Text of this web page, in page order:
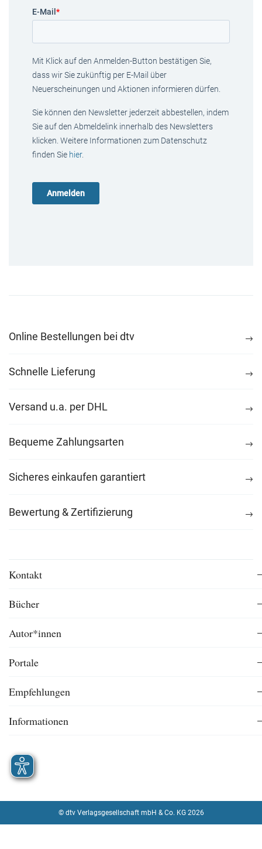
E-Mail *
Mit Klick auf den Anmelden-Button bestätigen Sie,
dass wir Sie zukünftig per E-Mail über
Neuerscheinungen und Aktionen informieren dürfen.
Sie können den Newsletter jederzeit abbestellen, indem
Sie auf den Abmeldelink innerhalb des Newsletters
klicken. Weitere Informationen zum Datenschutz
finden Sie hier.
Online Bestellungen bei dtv
Schnelle Lieferung
Versand u.a. per DHL
Bequeme Zahlungsarten
Sicheres einkaufen garantiert
Bewertung & Zertifizierung
Kontakt
Bücher
Autor*innen
Portale
Empfehlungen
Informationen
© dtv Verlagsgesellschaft mbH & Co. KG 2026